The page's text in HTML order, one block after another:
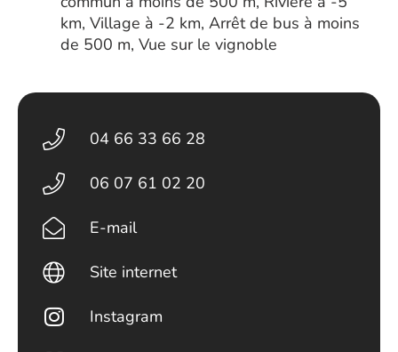
km, Village à -2 km, Arrêt de bus à moins
de 500 m, Vue sur le vignoble
04 66 33 66 28
06 07 61 02 20
E-mail
Site internet
Instagram